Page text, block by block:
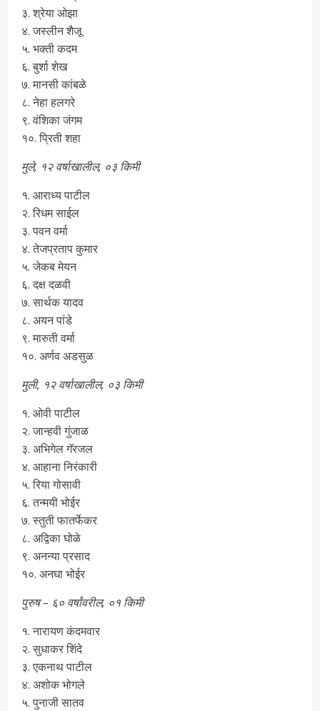
३. श्रेया ओझा
४. जस्लीन शैजू
५. भक्ती कदम
६. बुर्शा शेख
७. मानसी कांबळे
८. नेहा हलगरे
९. वंशिका जंगम
१०. प्रिती शहा
मुले, १२ वर्षाखालील, ०३ किमी
१. आराध्य पाटील
२. रिधम साईल
३. पवन वर्मा
४. तेजप्रताप कुमार
५. जेकब मेयन
६. दक्ष दळवी
७. सार्थक यादव
८. अयन पांडे
९. मारुती वर्मा
१०. अर्णव अडसुळ
मुली, १२ वर्षाखालील, ०३ किमी
१. ओवी पाटील
२. जान्हवी गुंजाळ
३. अभिगेल गॅरजल
४. आहाना निरंकारी
५. रिया गोसावी
६. तन्मयी भोईर
७. स्तुती फातर्फेकर
८. अद्विका घोळे
९. अनन्या प्रसाद
१०. अनघा भोईर
पुरुष – ६० वर्षांवरील, ०१ किमी
१. नारायण कंदमवार
२. सुधाकर शिंदे
३. एकनाथ पाटील
४. अशोक भोगले
५. पुनाजी सातव